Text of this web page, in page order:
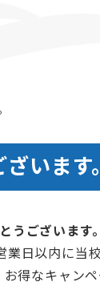
います。
うございます。
日以内に当
得なキャン